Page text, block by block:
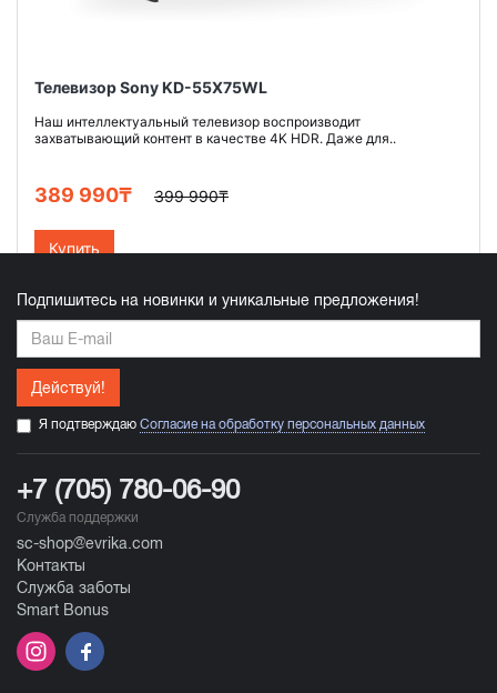
Телевизор Sony KD-55X75WL
Наш интеллектуальный телевизор воспроизводит
захватывающий контент в качестве 4K HDR. Даже для..
389 990₸ 399 990₸
Купить
Подпишитесь на новинки и уникальные предложения!
Действуй!
Я подтверждаю Согласие на обработку персональных данных
+7 (705) 780-06-90
Служба поддержки
sc-shop@evrika.com
Контакты
Служба заботы
Smart Bonus